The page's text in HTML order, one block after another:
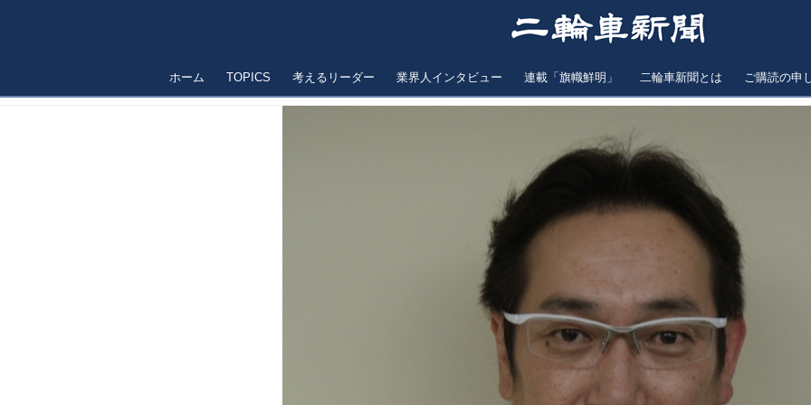
ホーム TOPICS 考えるリーダー 業界人インタビュー 連載「旗幟鮮明」 二輪車新聞とは ご購読の申